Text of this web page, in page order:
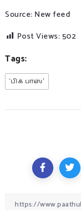
Source: New feed
Post Views:502
Tags:
‘பிக் பாஸ்’